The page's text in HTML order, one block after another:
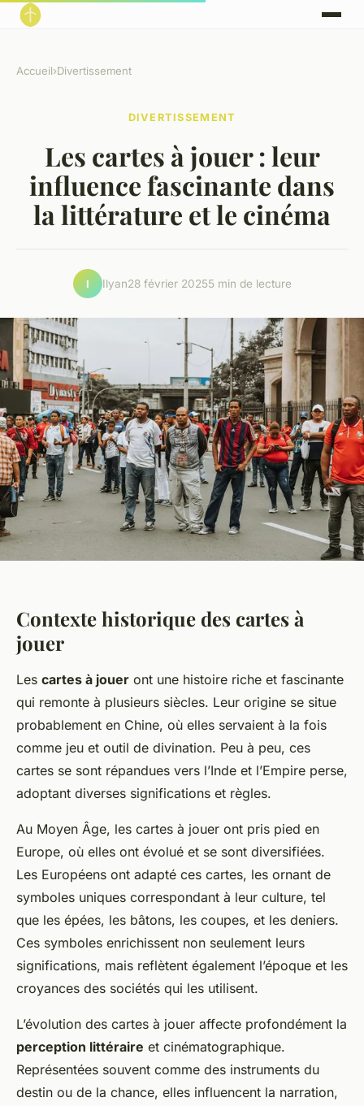
Accueil›Divertissement
DIVERTISSEMENT
Les cartes à jouer : leur
influence fascinante dans
la littérature et le cinéma
I Ilyan28 février 20255 min de lecture
Contexte historique des cartes à
jouer
Les cartes à jouer ont une histoire riche et fascinante
qui remonte à plusieurs siècles. Leur origine se situe
probablement en Chine, où elles servaient à la fois
comme jeu et outil de divination. Peu à peu, ces
cartes se sont répandues vers l’Inde et l’Empire perse,
adoptant diverses significations et règles.
Au Moyen Âge, les cartes à jouer ont pris pied en
Europe, où elles ont évolué et se sont diversifiées.
Les Européens ont adapté ces cartes, les ornant de
symboles uniques correspondant à leur culture, tel
que les épées, les bâtons, les coupes, et les deniers.
Ces symboles enrichissent non seulement leurs
significations, mais reflètent également l’époque et les
croyances des sociétés qui les utilisent.
L’évolution des cartes à jouer affecte profondément la
perception littéraire et cinématographique.
Représentées souvent comme des instruments du
destin ou de la chance, elles influencent la narration,